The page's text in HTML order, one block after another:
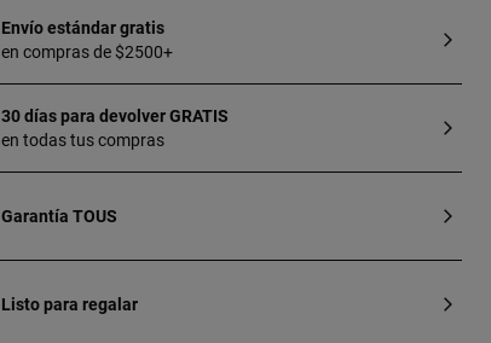
Envío estándar gratis
en compras de $2500+
30 días para devolver GRATIS
en todas tus compras
Garantía TOUS
Listo para regalar